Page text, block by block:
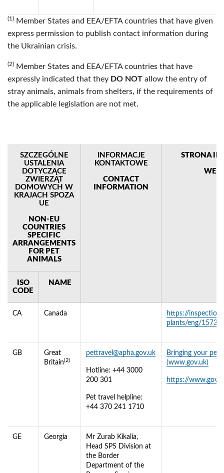
(1) Member States and EEA/EFTA countries that have given
express permission to publish contact information during
the Ukrainian crisis.
(2) Member States and EEA/EFTA countries that have
expressly indicated that they DO NOT allow the entry of
stray animals, animals from shelters, if the requirements of
the applicable legislation are not met.
SZCZEGÓLNE
USTALENIA
DOTYCZĄCE
ZWIERZĄT
DOMOWYCH W
KRAJACH SPOZA
UE
NON-EU
COUNTRIES
SPECIFIC
ARRANGEMENTS
FOR PET
ANIMALS
INFORMACJE
KONTAKTOWE
CONTACT
INFORMATION
STRONA
WEB
ISO
CODE
NAME
CA Canada
https://
plants/eng/
GB
Great
Britain(2)
pettravel@apha.gov.uk
Hotline: +44 3000
200 301
Pet travel helpline:
+44 370 241 1710
Bringing your pet
(www.gov.uk)
https://
GE Georgia
Mr Zurab Kikalia,
Head SPS Division at
the Border
Department of the